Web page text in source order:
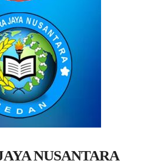
NUSANTARA